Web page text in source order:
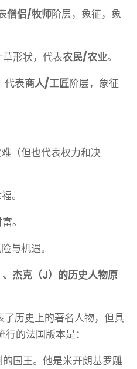
僧侣/牧师阶层，象征，象
草形状，代表农民/农业。
代表商人/工匠阶层，象征
（但也代表权力和决
。
。
与机遇。
杰克（J）的历史人物原
了历史上的著名人物，但具
的法国版本是：
的国王。他是米开朗基罗雕